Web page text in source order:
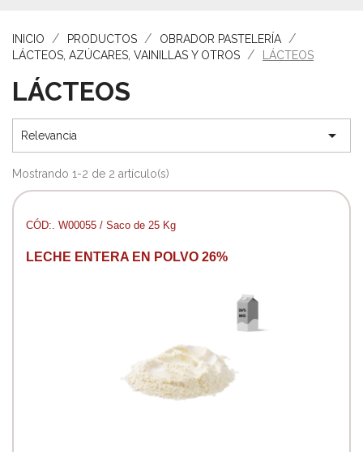
INICIO PRODUCTOS
OBRADOR PASTELERÍA
LÁCTEOS, AZÚCARES, VAINILLAS Y OTROS
LÁCTEOS
LÁCTEOS
Relevancia 
Mostrando 1-2 de 2 artículo(s)
CÓD:. W00055 / Saco de 25 Kg
LECHE ENTERA EN POLVO 26%